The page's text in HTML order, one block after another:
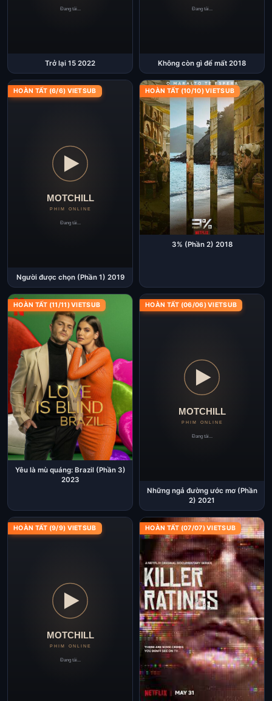
Trở lại 15 2022 Không còn gì để mất 2018
HOÀN TẤT (6/6) VIETSUB
Người được chọn (Phần 1) 2019
HOÀN TẤT (10/10) VIETSUB
3% (Phần 2) 2018
HOÀN TẤT (11/11) VIETSUB
Yêu là mù quáng: Brazil (Phần 3)
2023
HOÀN TẤT (06/06) VIETSUB
Những ngả đường ước mơ (Phần
2) 2021
HOÀN TẤT (9/9) VIETSUB HOÀN TẤT (07/07) VIETSUB